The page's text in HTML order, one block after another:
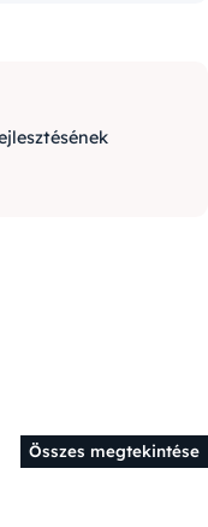
Összes megtekintése